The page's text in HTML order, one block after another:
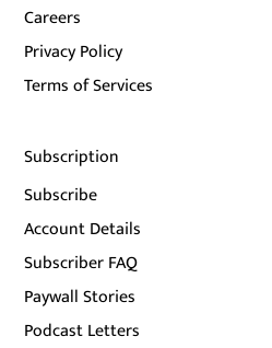
Careers
Privacy Policy
Terms of Services
Subscription
Subscribe
Account Details
Subscriber FAQ
Paywall Stories
Podcast Letters